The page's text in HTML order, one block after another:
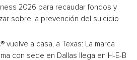
2026 para recaudar fondos y
sobre la prevención del suicidio
vuelve a casa, a Texas: La marca
con sede en Dallas llega en H-E-B